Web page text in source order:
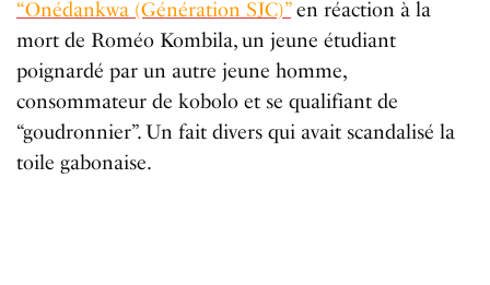
“Onédankwa (Génération SJC)”en réaction à la
mort de Roméo Kombila, un jeune étudiant
poignardé par un autre jeune homme,
consommateur de kobolo et se qualifiant de
“goudronnier”. Un fait divers qui avait scandalisé la
toile gabonaise.